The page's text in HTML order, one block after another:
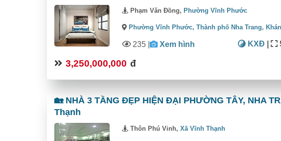
Phạm Văn Đồng, Phường Vĩnh Phước
Phường Vĩnh Phước, Thành phố Nha Trang,
235 | Xem hình KXĐ
3,250,000,000 đ
🏡 NHÀ 3 TẦNG ĐẸP HIỆN ĐẠI PHƯỜNG TÂY, NHA
Thạnh
Thôn Phú Vinh,Xã Vĩnh Thạnh